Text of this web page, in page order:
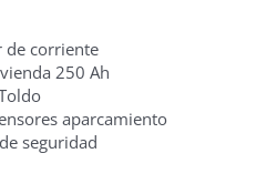
de corriente
250 Ah
aparcamiento
seguridad